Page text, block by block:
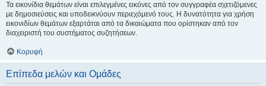
Τα εικονίδια θεμάτων είναι επιλεγμένες εικόνες από τον συγγραφέα σχετιζόμενες
με δημοσιεύσεις και υποδεικνύουν περιεχόμενό τους. Η δυνατότητα για χρήση
εικονιδίων θεμάτων εξαρτάται από τα δικαιώματα που ορίστηκαν από τον
διαχειριστή του συστήματος συζητήσεων.
Κορυφή
Επίπεδα μελών και Ομάδες